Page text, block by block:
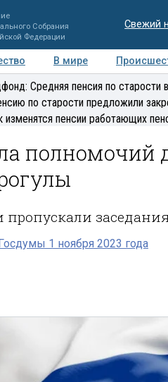
Собрания
Федерации
Свежий
В мире
Регионы Медиацентр
Средняя пенсия по старости
по старости предложили
изменятся пенсии работающих
полномочий
пропускали
1 ноября 2023 года